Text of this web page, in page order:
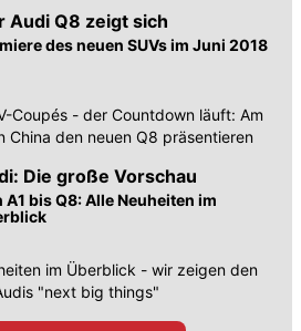
Audi Q8 zeigt sich
des neuen SUVs im Juni 2018
Coupés - der Countdown läuft: Am
China den neuen Q8 präsentieren
Die große Vorschau
A1 bis Q8: Alle Neuheiten im
im Überblick - wir zeigen den
"next big things"